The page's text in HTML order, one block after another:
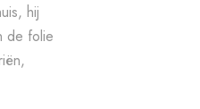
hij
de folie